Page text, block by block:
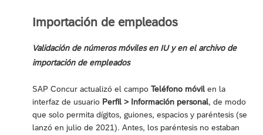
Importación de empleados
Validación de números móviles en IU y en el archivo de
importación de empleados
SAP Concur actualizó el campo Teléfono móvil en la
interfaz de usuario Perfil > Información personal, de modo
que solo permita dígitos, guiones, espacios y paréntesis (se
lanzó en julio de 2021). Antes, los paréntesis no estaban